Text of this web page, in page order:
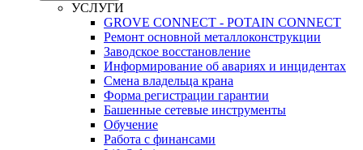
УСЛУГИ
GROVE CONNECT - POTAIN CONNECT
Ремонт основной металлоконструкции
Заводское восстановление
Информирование об авариях и инцидентах
Смена владельца крана
Форма регистрации гарантии
Башенные сетевые инструменты
Обучение
Работа с финансами